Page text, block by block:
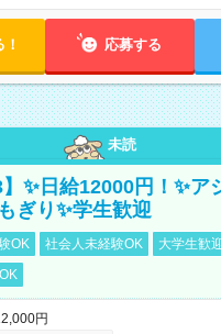
応募する
未読
】✨日給12000円！✨ア
ぎり✨学生歓迎
OK 社会人未経験OK 大学生歓
円